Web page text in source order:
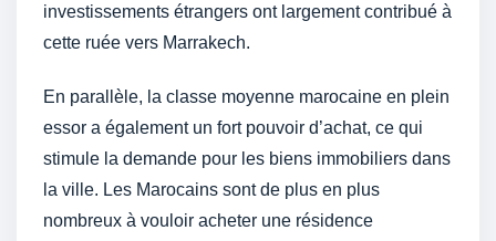
investissements étrangers ont largement contribué à
cette ruée vers Marrakech.
En parallèle, la classe moyenne marocaine en plein
essor a également un fort pouvoir d’achat, ce qui
stimule la demande pour les biens immobiliers dans
la ville. Les Marocains sont de plus en plus
nombreux à vouloir acheter une résidence